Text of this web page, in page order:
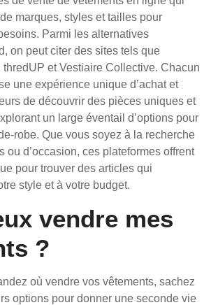
marques, styles et tailles pour
Parmi les alternatives
on peut citer des sites tels que
thredUP et Vestiaire Collective. Chacun
une expérience unique d’achat et
de découvrir des pièces uniques et
un large éventail d’options pour
robe. Que vous soyez à la recherche
ou d’occasion, ces plateformes offrent
pour trouver des articles qui
style et à votre budget.
vendre mes
?
où vendre vos vêtements, sachez
options pour donner une seconde vie